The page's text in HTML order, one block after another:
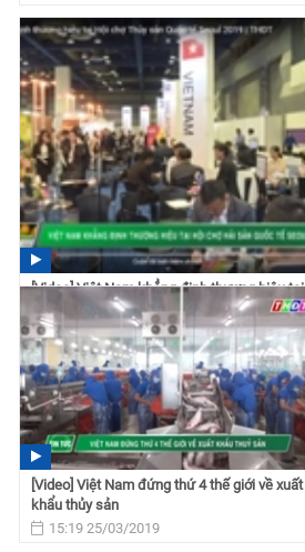
[Video] Việt Nam khẳng định thương hiệu tại
Hội chợ Thủy sản...
09:10 07/05/2019
[Video] Việt Nam đứng thứ 4 thế giới về xuất
khẩu thủy sản
15:19 25/03/2019